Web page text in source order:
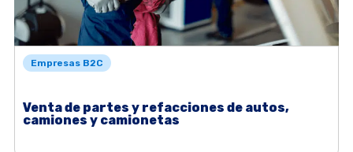
Empresas B2C
Venta de partes y refacciones de autos,
camiones y camionetas